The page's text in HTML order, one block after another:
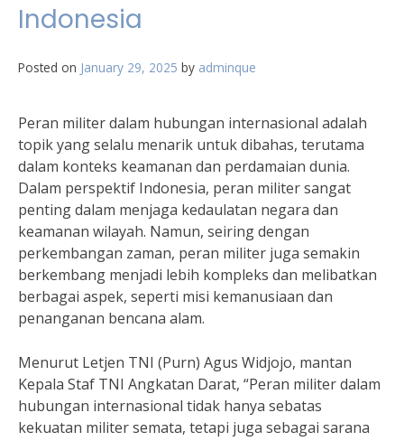
Indonesia
Posted on January 29, 2025 by adminque
Peran militer dalam hubungan internasional adalah
topik yang selalu menarik untuk dibahas, terutama
dalam konteks keamanan dan perdamaian dunia.
Dalam perspektif Indonesia, peran militer sangat
penting dalam menjaga kedaulatan negara dan
keamanan wilayah. Namun, seiring dengan
perkembangan zaman, peran militer juga semakin
berkembang menjadi lebih kompleks dan melibatkan
berbagai aspek, seperti misi kemanusiaan dan
penanganan bencana alam.
Menurut Letjen TNI (Purn) Agus Widjojo, mantan
Kepala Staf TNI Angkatan Darat, “Peran militer dalam
hubungan internasional tidak hanya sebatas
kekuatan militer semata, tetapi juga sebagai sarana